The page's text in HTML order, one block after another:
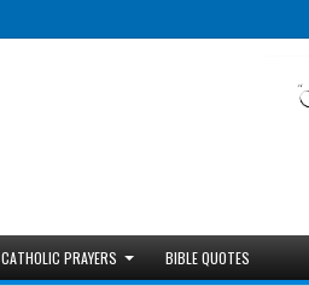
CATHOLIC PRAYERS BIBLE QUOTES